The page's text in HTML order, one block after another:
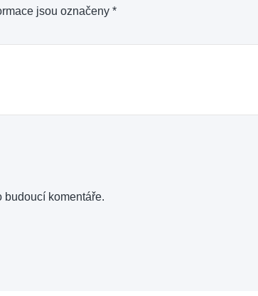
jsou označeny *
budoucí komentáře.